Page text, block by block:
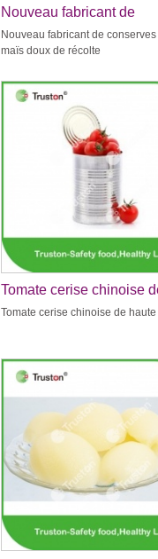
Nouveau fabricant de
conserves de maïs doux
récolte
Nouveau fabricant de
maïs doux de récolte
Tomate cerise chinoise
haute qualité
Tomate cerise chinoise de